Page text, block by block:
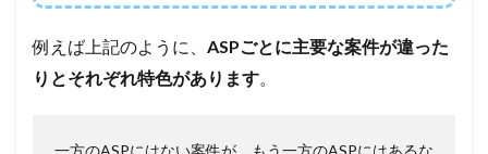
例えば上記のように、 ASPごとに主要な案件が違った
りとそれぞれ特色があります。
一方のASPにはない案件が、もう一方のASPにはあるな